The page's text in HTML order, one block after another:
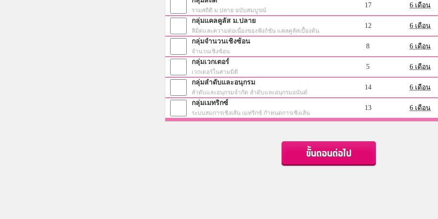
รวมสถิติ ม.ปลาย ฉบับสมบูรณ์
17 6 เดือน
กลุ่มแคลคูลัส ม.ปลาย
ลิมิตและความต่อเนื่องของฟังก์ชัน แคลคูลัสเบื้องต้น
12 6 เดือน
กลุ่มจำนวนเชิงซ้อน
จำนวนเชิงซ้อน
8 6 เดือน
กลุ่มเวกเตอร์
เวกเตอร์ในสามมิติ
5 6 เดือน
กลุ่มลำดับและอนุกรม
ลำดับและอนุกรมจำกัด ลำดับและอนุกรมอนันต์
14 6 เดือน
กลุ่มเมทริกซ์
ระบบสมการเชิงเส้น เมทริกซ์ กำหนดการเชิงเส้น
13 6 เดือน
ขั้นตอนต่อไป